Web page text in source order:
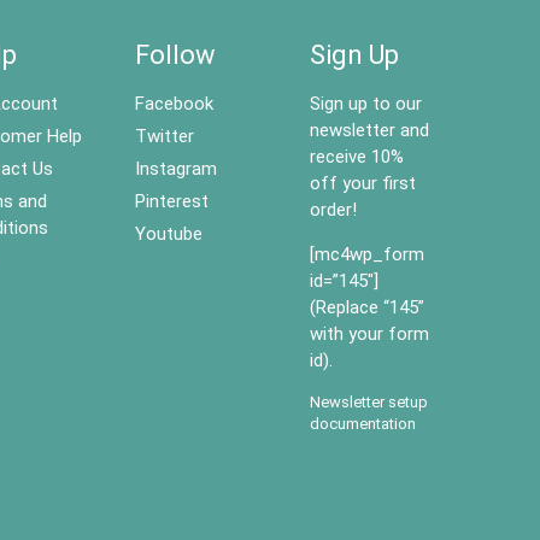
Help
Us
and
Follow
Facebook
Twitter
Instagram
Pinterest
Youtube
Sign Up
Sign up to our
newsletter and
receive 10%
off your first
order!
[mc4wp_form
id=”145″]
(Replace “145”
with your form
id).
Newsletter setup
documentation